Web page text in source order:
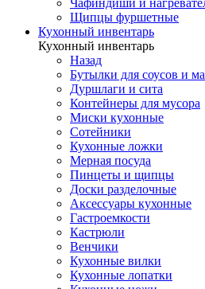
Щипцы фуршетные
Кухонный инвентарь
Кухонный инвентарь
Назад
Бутылки для соусов и
Дуршлаги и сита
Контейнеры для мусора
Миски кухонные
Сотейники
Кухонные ложки
Мерная посуда
Пинцеты и щипцы
Доски разделочные
Аксессуары кухонные
Гастроемкости
Кастрюли
Венчики
Кухонные вилки
Кухонные лопатки